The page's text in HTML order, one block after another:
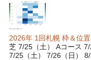
2026年 1回札幌 枠＆位
芝 7/25（土） Aコース
7/25（土） 7/26（日） 8/